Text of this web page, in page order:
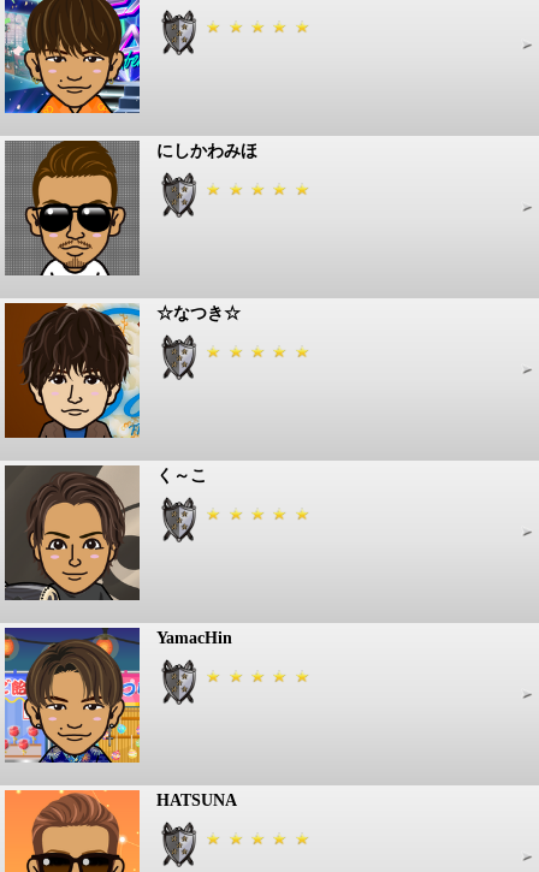
にしかわみほ
☆なつき☆
く～こ
YamacHin
HATSUNA